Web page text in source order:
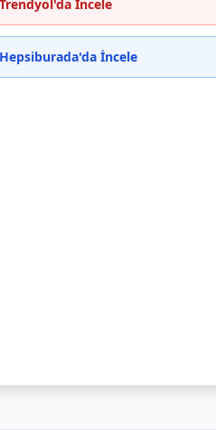
Trendyol'da İncele
Hepsiburada'da İncele